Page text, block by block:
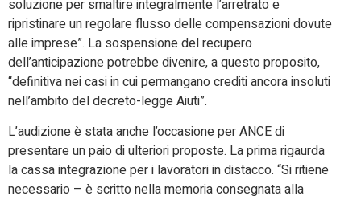
soluzione per smaltire integralmente l’arretrato e
ripristinare un regolare flusso delle compensazioni dovute
alle imprese”. La sospensione del recupero
dell’anticipazione potrebbe divenire, a questo proposito,
“definitiva nei casi in cui permangano crediti ancora insoluti
nell’ambito del decreto-legge Aiuti”.
L’audizione è stata anche l’occasione per ANCE di
presentare un paio di ulteriori proposte. La prima rigaurda
la cassa integrazione per i lavoratori in distacco. “Si ritiene
necessario – è scritto nella memoria consegnata alla